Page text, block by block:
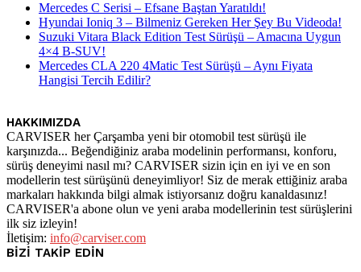
Mercedes C Serisi – Efsane Baştan Yaratıldı!
Hyundai Ioniq 3 – Bilmeniz Gereken Her Şey Bu Videoda!
Suzuki Vitara Black Edition Test Sürüşü – Amacına Uygun
4×4 B-SUV!
Mercedes CLA 220 4Matic Test Sürüşü – Aynı Fiyata
Hangisi Tercih Edilir?
HAKKIMIZDA
CARVISER her Çarşamba yeni bir otomobil test sürüşü ile
karşınızda... Beğendiğiniz araba modelinin performansı, konforu,
sürüş deneyimi nasıl mı? CARVISER sizin için en iyi ve en son
modellerin test sürüşünü deneyimliyor! Siz de merak ettiğiniz araba
markaları hakkında bilgi almak istiyorsanız doğru kanaldasınız!
CARVISER'a abone olun ve yeni araba modellerinin test sürüşlerini
ilk siz izleyin!
İletişim: info@carviser.com
BİZİ TAKİP EDİN